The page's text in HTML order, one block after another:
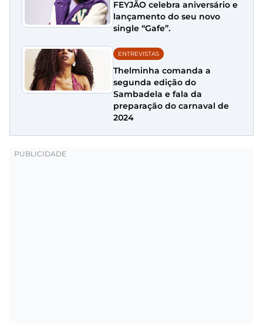
FEYJÃO celebra aniversário e
lançamento do seu novo
single “Gafe”.
ENTREVISTAS
Thelminha comanda a
segunda edição do
Sambadela e fala da
preparação do carnaval de
2024